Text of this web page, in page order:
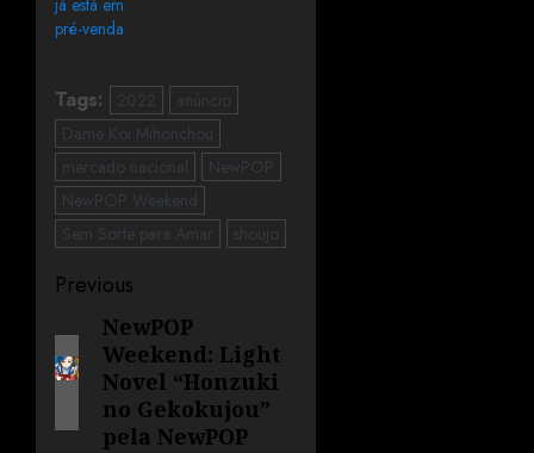
já está em
pré-venda
Tags: 2022
anúncio
Dame Koi Mihonchou
mercado nacional
NewPOP
NewPOP Weekend
Sem Sorte para Amar
shoujo
Previous
NewPOP
Weekend: Light
Novel “Honzuki
no Gekokujou”
pela NewPOP